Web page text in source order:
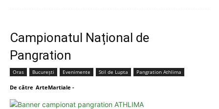
Campionatul Național de
Pangration
Oras București Evenimente Stil de Lupta Pangration Athlima
De către ArteMartiale -